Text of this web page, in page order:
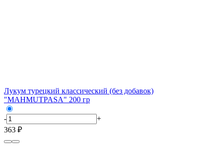
Лукум турецкий классический (без добавок)
"MAHMUTPASA" 200 гр
-
+
363 ₽